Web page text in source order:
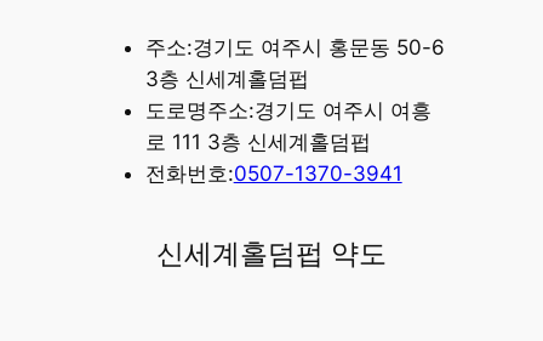
주소:경기도 여주시 홍문동 50-6
3층 신세계홀덤펍
도로명주소:경기도 여주시 여흥
로 111 3층 신세계홀덤펍
전화번호:0507-1370-3941
신세계홀덤펍 약도